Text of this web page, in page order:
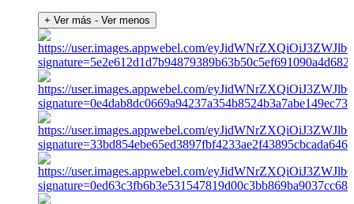
+ Ver más - Ver menos